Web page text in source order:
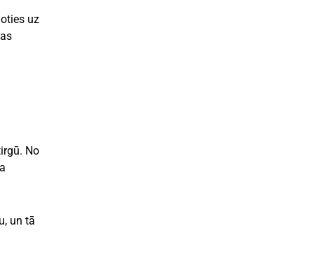
uz
No
un tā